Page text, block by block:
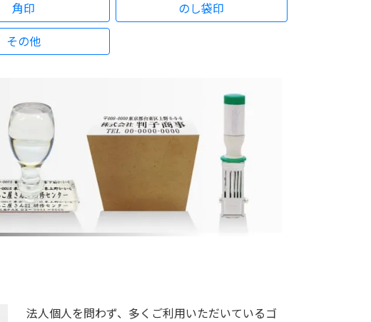
角印 のし袋印
その他
法人個人を問わず、多くご利用いただいているゴ